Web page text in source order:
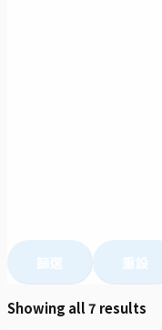
篩選 重設
Showing all 7 results